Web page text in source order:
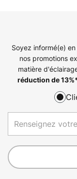
Soyez informé(e)
nos promotions
matière
réduction de13%